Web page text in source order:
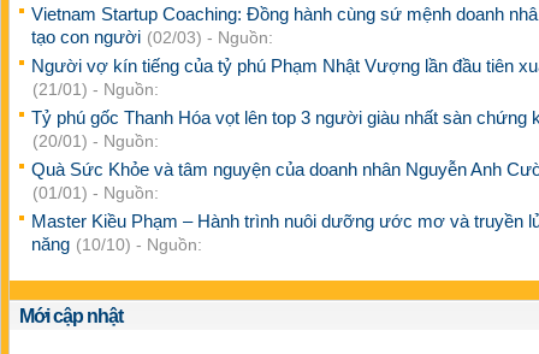
Vietnam Startup Coaching: Đồng hành cùng sứ mệnh doanh
tạo con người (02/03) - Nguồn:
Người vợ kín tiếng của tỷ phú Phạm Nhật Vượng lần đầu tiên
(21/01) - Nguồn:
Tỷ phú gốc Thanh Hóa vọt lên top 3 người giàu nhất sàn chứng
(20/01) - Nguồn:
Quà Sức Khỏe và tâm nguyện của doanh nhân Nguyễn Anh
(01/01) - Nguồn:
Master Kiều Phạm – Hành trình nuôi dưỡng ước mơ và truyền
năng (10/10) - Nguồn:
Mới cập nhật